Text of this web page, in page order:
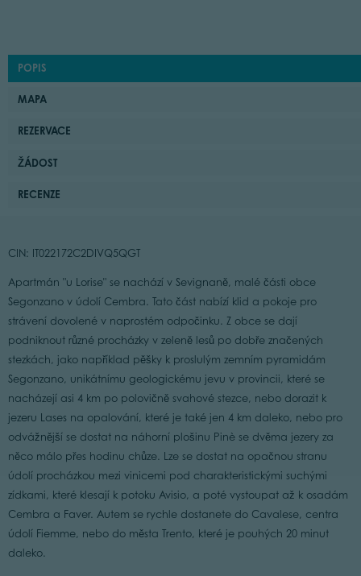
POPIS
MAPA
REZERVACE
ŽÁDOST
RECENZE
CIN: IT022172C2DIVQ5QGT
Apartmán "u Lorise" se nachází v Sevignaně, malé části obce
Segonzano v údolí Cembra. Tato část nabízí klid a pokoje pro
strávení dovolené v naprostém odpočinku. Z obce se dají
podniknout různé procházky v zeleně lesů po dobře značených
stezkách, jako například pěšky k proslulým zemním pyramidám
Segonzano, unikátnímu geologickému jevu v provincii, které se
nacházejí asi 4 km po polovičně svahové stezce, nebo dorazit k
jezeru Lases na opalování, které je také jen 4 km daleko, nebo pro
odvážnější se dostat na náhorní plošinu Pinè se dvěma jezery za
něco málo přes hodinu chůze. Lze se dostat na opačnou stranu
údolí procházkou mezi vinicemi pod charakteristickými suchými
zídkami, které klesají k potoku Avisio, a poté vystoupat až k osadám
Cembra a Faver. Autem se rychle dostanete do Cavalese, centra
údolí Fiemme, nebo do města Trento, které je pouhých 20 minut
daleko.